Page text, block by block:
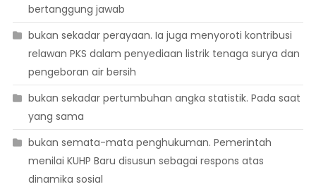
bertanggung jawab
bukan sekadar perayaan. Ia juga menyoroti kontribusi
relawan PKS dalam penyediaan listrik tenaga surya dan
pengeboran air bersih
bukan sekadar pertumbuhan angka statistik. Pada saat
yang sama
bukan semata-mata penghukuman. Pemerintah
menilai KUHP Baru disusun sebagai respons atas
dinamika sosial